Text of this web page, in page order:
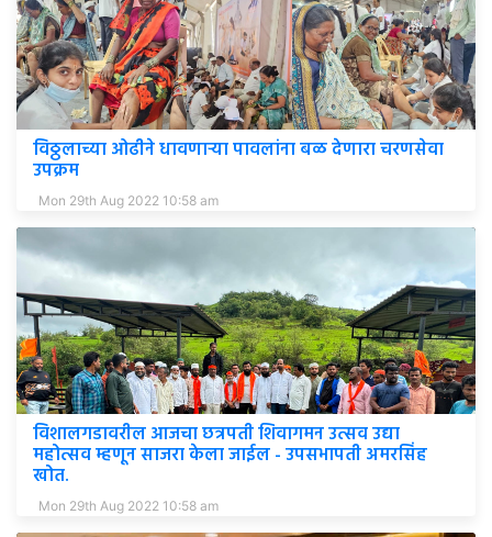
विठ्ठलाच्या ओढीने धावणाऱ्या पावलांना बळ देणारा चरणसेवा
उपक्रम
Mon 29th Aug 2022 10:58 am
विशालगडावरील आजचा छत्रपती शिवागमन उत्सव उद्या
महोत्सव म्हणून साजरा केला जाईल - उपसभापती अमरसिंह
खोत.
Mon 29th Aug 2022 10:58 am